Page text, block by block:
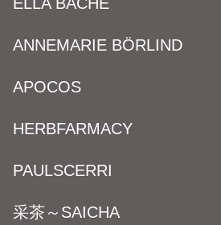
ANNEMARIE BÖRLIND
APOCOS
HERBFARMACY
PAULSCERRI
采茶～SAICHA